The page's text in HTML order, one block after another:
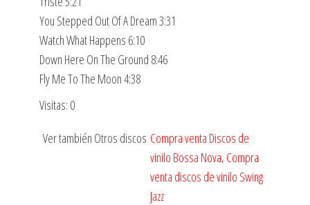
You Stepped Out Of A Dream 3:31
Watch What Happens 6:10
Down Here On The Ground 8:46
Fly Me To The Moon 4:38
Visitas: 0
Ver también Otros discos Compra venta Discos de
vinilo Bossa Nova, Compra
venta discos de vinilo Swing
Jazz